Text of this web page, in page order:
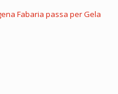
Fabaria passa per Gela